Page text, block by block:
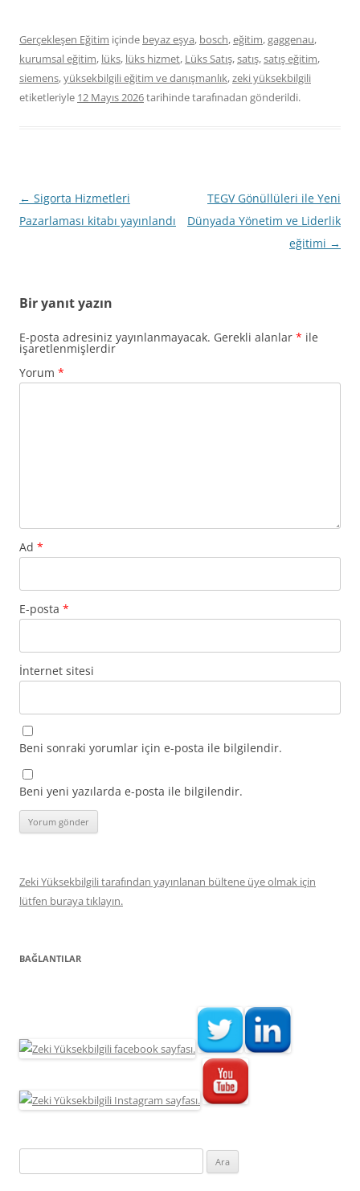
Gerçekleşen Eğitim içinde beyaz eşya, bosch,eğitim,gaggenau,
kurumsal eğitim, lüks, lüks hizmet, Lüks Satış,satış,satış eğitim,
siemens,yüksekbilgili eğitim ve danışmanlık,zeki yüksekbilgili
etiketleriyle 12 Mayıs 2026tarihindetarafınadan gönderildi.
Yazı
dolaşımı
← Sigorta Hizmetleri
Pazarlaması kitabı yayınlandı
TEGV Gönüllüleri ile Yeni
Dünyada Yönetim ve Liderlik
eğitimi →
Bir yanıt yazın
E-posta adresiniz yayınlanmayacak. Gerekli alanlar * ile
işaretlenmişlerdir
Yorum *
Ad *
E-posta *
İnternet sitesi
Beni sonraki yorumlar için e-posta ile bilgilendir.
Beni yeni yazılarda e-posta ile bilgilendir.
Zeki Yüksekbilgili tarafından yayınlanan bültene üye olmak için
lütfen buraya tıklayın.
BAĞLANTILAR